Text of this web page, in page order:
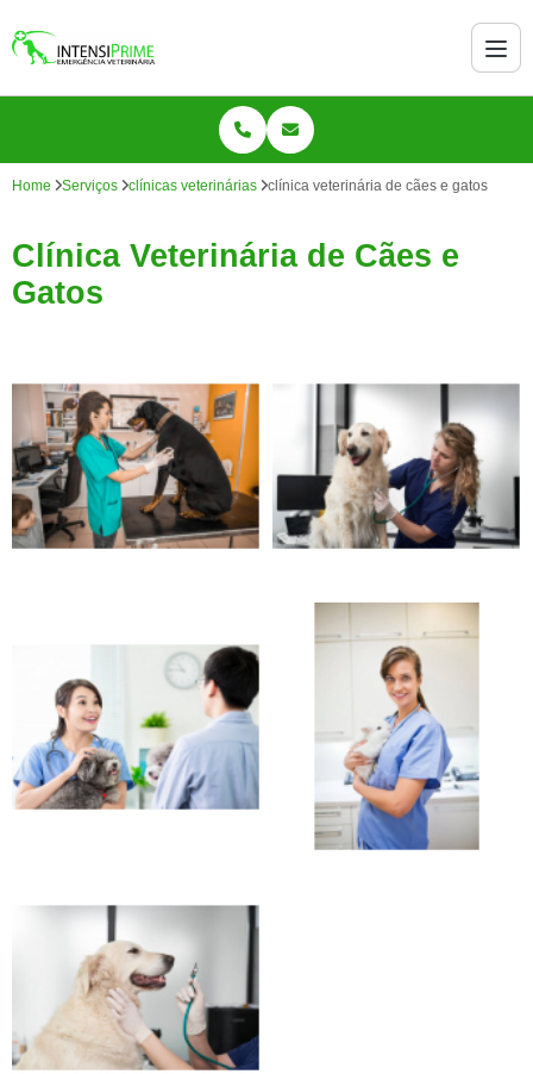
Home Serviços clínicas veterinárias clínica veterinária de cães e gatos
Clínica Veterinária de Cães e
Gatos